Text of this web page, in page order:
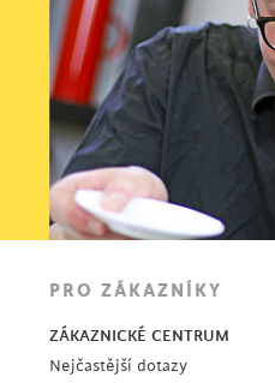
PRO ZÁKAZNÍKY
ZÁKAZNICKÉ CENTRUM
Nejčastější dotazy